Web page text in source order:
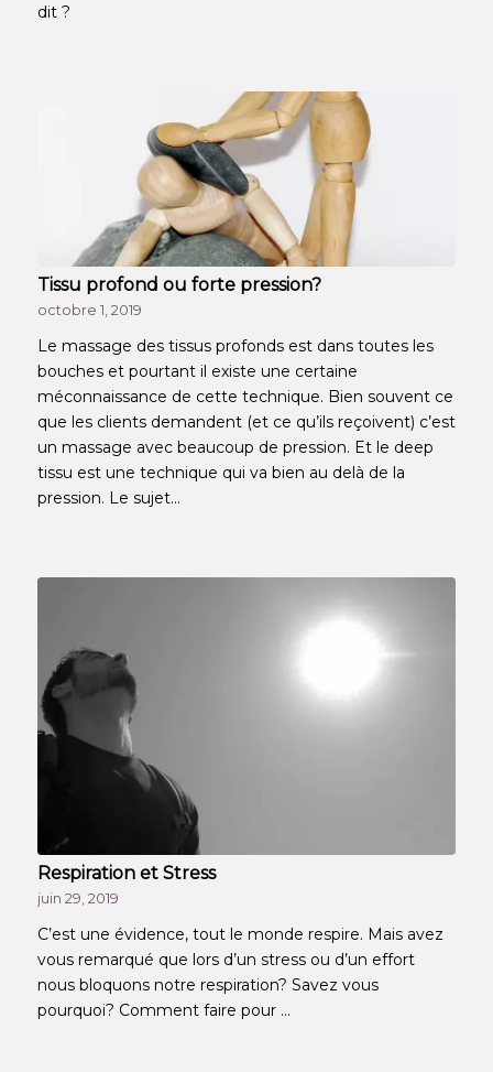
dit ?
Tissu profond ou forte pression?
octobre 1, 2019
Le massage des tissus profonds est dans toutes les
bouches et pourtant il existe une certaine
méconnaissance de cette technique. Bien souvent ce
que les clients demandent (et ce qu’ils reçoivent) c’est
un massage avec beaucoup de pression. Et le deep
tissu est une technique qui va bien au delà de la
pression. Le sujet…
Respiration et Stress
juin 29, 2019
C’est une évidence, tout le monde respire. Mais avez
vous remarqué que lors d’un stress ou d’un effort
nous bloquons notre respiration? Savez vous
pourquoi? Comment faire pour ...